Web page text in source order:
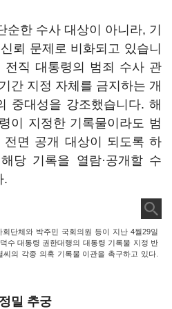
순한 수사 대상이 아니라, 기
뢰 문제로 비화되고 있습니
전직 대통령의 범죄 수사 관
간 지정 자체를 금지하는 개
중대성을 강조했습니다. 해
이 지정한 기록물이라도 범
면 공개 대상이 되도록 하
당 기록을 열람·공개할 수
.
단체와 박주민 국회의원 등이 지난 4월29일
수 대통령 권한대행의 대통령 기록물 지정 반
의 각종 의혹 기록물 이관을 촉구하고 있다.
밀 추궁